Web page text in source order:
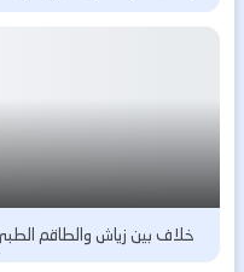
خلاف بين زياش والطاقم الطبي